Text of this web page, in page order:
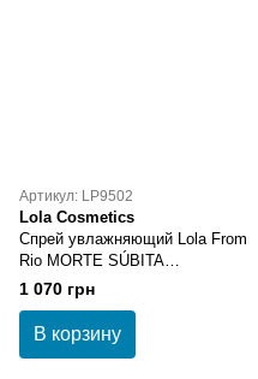
Артикул: LP9502
Lola Cosmetics
Спрей увлажняющий Lola From
Rio MORTE SÚBITA
REPARAÇÃO TOTAL 250 мл
1 070 грн
В корзину